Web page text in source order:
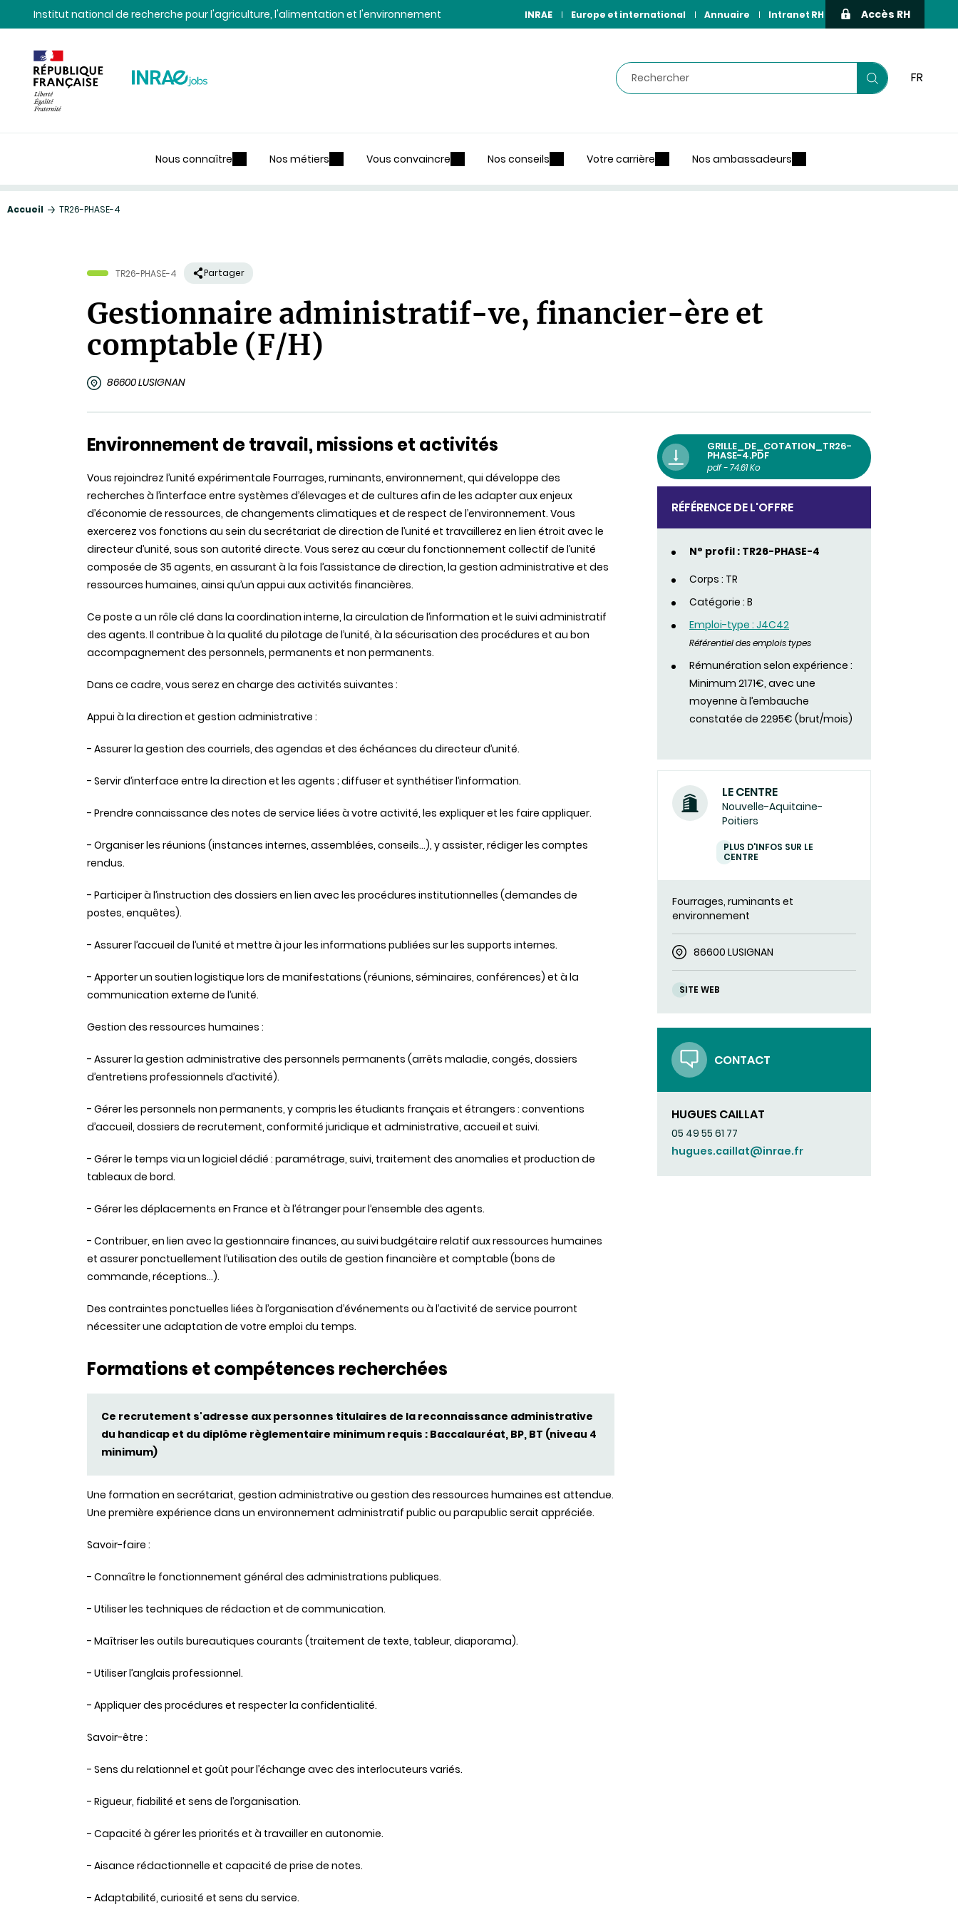
Contenu
Recherche
NavigationInstitut national de recherche pour l'agriculture, l'alimentation et l'environnement INRAE Europe et international Annuaire Intranet RH Accès RH
Rechercher
Lancer
FR
Nous connaître Nos métiers Vous convaincre Nos conseils Votre carrière Nos ambassadeurs
Accueil TR26-PHASE-4
TR26-PHASE-4 Partager
Gestionnaire administratif-ve, financier-ère et
comptable (F/H)
86600 LUSIGNAN
Environnement de travail, missions et activités
Vous rejoindrez l’unité expérimentale Fourrages, ruminants, environnement, qui développe des
recherches à l’interface entre systèmes d’élevages et de cultures afin de les adapter aux enjeux
d’économie de ressources, de changements climatiques et de respect de l’environnement. Vous
exercerez vos fonctions au sein du secrétariat de direction de l’unité et travaillerez en lien étroit avec le
directeur d’unité, sous son autorité directe. Vous serez au cœur du fonctionnement collectif de l’unité
composée de 35 agents, en assurant à la fois l’assistance de direction, la gestion administrative et des
ressources humaines, ainsi qu’un appui aux activités financières.
Ce poste a un rôle clé dans la coordination interne, la circulation de l’information et le suivi administratif
des agents. Il contribue à la qualité du pilotage de l’unité, à la sécurisation des procédures et au bon
accompagnement des personnels, permanents et non permanents.
Dans ce cadre, vous serez en charge des activités suivantes :
Appui à la direction et gestion administrative :
- Assurer la gestion des courriels, des agendas et des échéances du directeur d’unité.
- Servir d’interface entre la direction et les agents ; diffuser et synthétiser l’information.
- Prendre connaissance des notes de service liées à votre activité, les expliquer et les faire appliquer.
- Organiser les réunions (instances internes, assemblées, conseils…), y assister, rédiger les comptes
rendus.
- Participer à l’instruction des dossiers en lien avec les procédures institutionnelles (demandes de
postes, enquêtes).
- Assurer l’accueil de l’unité et mettre à jour les informations publiées sur les supports internes.
- Apporter un soutien logistique lors de manifestations (réunions, séminaires, conférences) et à la
communication externe de l’unité.
Gestion des ressources humaines :
- Assurer la gestion administrative des personnels permanents (arrêts maladie, congés, dossiers
d’entretiens professionnels d’activité).
- Gérer les personnels non permanents, y compris les étudiants français et étrangers : conventions
d’accueil, dossiers de recrutement, conformité juridique et administrative, accueil et suivi.
- Gérer le temps via un logiciel dédié : paramétrage, suivi, traitement des anomalies et production de
tableaux de bord.
- Gérer les déplacements en France et à l’étranger pour l’ensemble des agents.
- Contribuer, en lien avec la gestionnaire finances, au suivi budgétaire relatif aux ressources humaines
et assurer ponctuellement l’utilisation des outils de gestion financière et comptable (bons de
commande, réceptions…).
Des contraintes ponctuelles liées à l’organisation d’événements ou à l’activité de service pourront
nécessiter une adaptation de votre emploi du temps.
Formations et compétences recherchées
Ce recrutement s'adresse aux personnes titulaires de la reconnaissance administrative
du handicap et du diplôme règlementaire minimum requis : Baccalauréat, BP, BT (niveau 4
minimum)
Une formation en secrétariat, gestion administrative ou gestion des ressources humaines est attendue.
Une première expérience dans un environnement administratif public ou parapublic serait appréciée.
Savoir-faire :
- Connaître le fonctionnement général des administrations publiques.
- Utiliser les techniques de rédaction et de communication.
- Maîtriser les outils bureautiques courants (traitement de texte, tableur, diaporama).
- Utiliser l’anglais professionnel.
- Appliquer des procédures et respecter la confidentialité.
Savoir-être :
- Sens du relationnel et goût pour l’échange avec des interlocuteurs variés.
- Rigueur, fiabilité et sens de l’organisation.
- Capacité à gérer les priorités et à travailler en autonomie.
- Aisance rédactionnelle et capacité de prise de notes.
- Adaptabilité, curiosité et sens du service.
GRILLE_DE_COTATION_TR26-
PHASE-4.PDF
pdf - 74.61 Ko
RÉFÉRENCE DE L'OFFRE
N° profil : TR26-PHASE-4
Corps : TR
Catégorie : B
Emploi-type : J4C42
Référentiel des emplois types
Rémunération selon expérience :
Minimum 2171€, avec une
moyenne à l’embauche
constatée de 2295€ (brut/mois)
LE CENTRE
Nouvelle-Aquitaine-
Poitiers
PLUS D'INFOS SUR LE
CENTRE
Fourrages, ruminants et
environnement
86600 LUSIGNAN
SITE WEB
CONTACT
HUGUES CAILLAT
05 49 55 61 77
hugues.caillat@inrae.fr